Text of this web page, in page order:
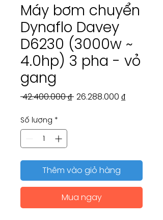
Máy bơm chuyển
Dynaflo Davey
D6230 (3000w ~
4.0hp) 3 pha - vỏ
gang
42.400.000 ₫ Giá
26.288.000 ₫Giá
Số lượng *
Thêm vào giỏ hàng
Mua ngay